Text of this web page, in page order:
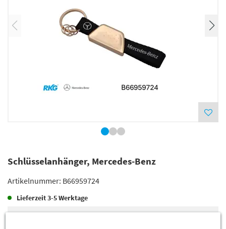
Schlüsselanhänger, Mercedes-Benz
Artikelnummer: B66959724
Lieferzeit3-5 Werktage